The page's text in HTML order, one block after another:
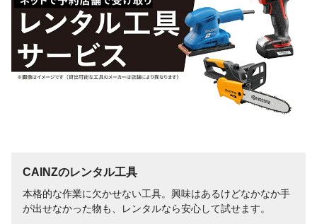
CAINZのレンタル工具
本格的な作業に欠かせない工具。興味はあるけどなかなか手
が出せなかった物も、レンタルなら安心して試せます。